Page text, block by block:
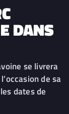
DANS
se livrera
de sa
dates de